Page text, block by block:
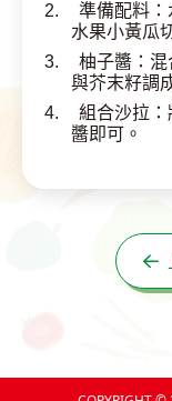
2.
準備配料
水果小黃瓜
3.
柚子醬：
與芥末籽調
4.
組合沙拉
醬即可。